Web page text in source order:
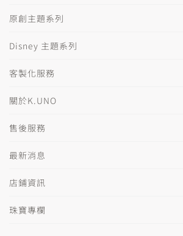
原創主題系列
Disney 主題系列
客製化服務
關於K.UNO
售後服務
最新消息
店鋪資訊
珠寶專欄